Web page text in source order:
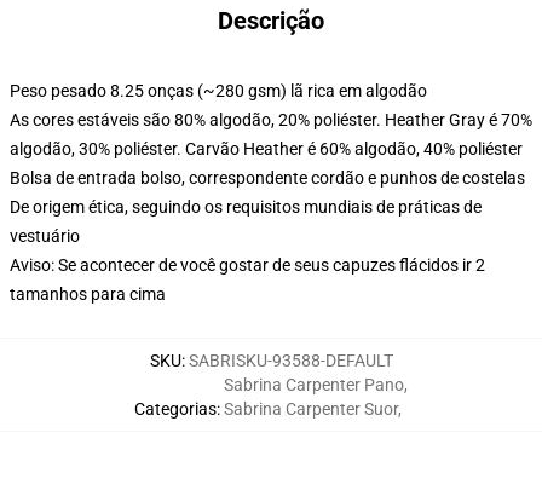
Descrição
Peso pesado 8.25 onças (~280 gsm) lã rica em algodão
As cores estáveis são 80% algodão, 20% poliéster. Heather Gray é 70%
algodão, 30% poliéster. Carvão Heather é 60% algodão, 40% poliéster
Bolsa de entrada bolso, correspondente cordão e punhos de costelas
De origem ética, seguindo os requisitos mundiais de práticas de
vestuário
Aviso: Se acontecer de você gostar de seus capuzes flácidos ir 2
tamanhos para cima
SKU:SABRISKU-93588-DEFAULT
Categorias:
Sabrina Carpenter Pano,
Sabrina Carpenter Suor,